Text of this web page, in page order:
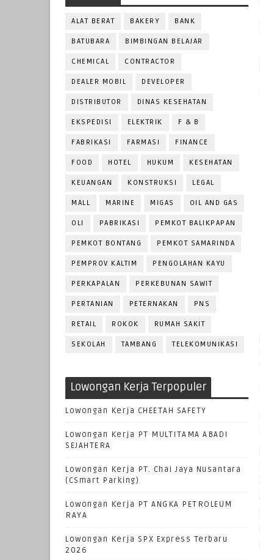
ALAT BERAT BAKERY BANK
BATUBARA BIMBINGAN BELAJAR
CHEMICAL CONTRACTOR
DEALER MOBIL DEVELOPER
DISTRIBUTOR DINAS KESEHATAN
EKSPEDISI ELEKTRIK F & B
FABRIKASI FARMASI FINANCE
FOOD HOTEL HUKUM KESEHATAN
KEUANGAN KONSTRUKSI LEGAL
MALL MARINE MIGAS OIL AND GAS
OLI PABRIKASI PEMKOT BALIKPAPAN
PEMKOT BONTANG PEMKOT SAMARINDA
PEMPROV KALTIM PENGOLAHAN KAYU
PERKAPALAN PERKEBUNAN SAWIT
PERTANIAN PETERNAKAN PNS
RETAIL ROKOK RUMAH SAKIT
SEKOLAH TAMBANG TELEKOMUNIKASI
Lowongan Kerja Terpopuler
Lowongan Kerja CHEETAH SAFETY
Lowongan Kerja PT MULTITAMA ABADI
SEJAHTERA
Lowongan Kerja PT. Chai Jaya Nusantara
(CSmart Parking)
Lowongan Kerja PT ANGKA PETROLEUM
RAYA
Lowongan Kerja SPX Express Terbaru
2026